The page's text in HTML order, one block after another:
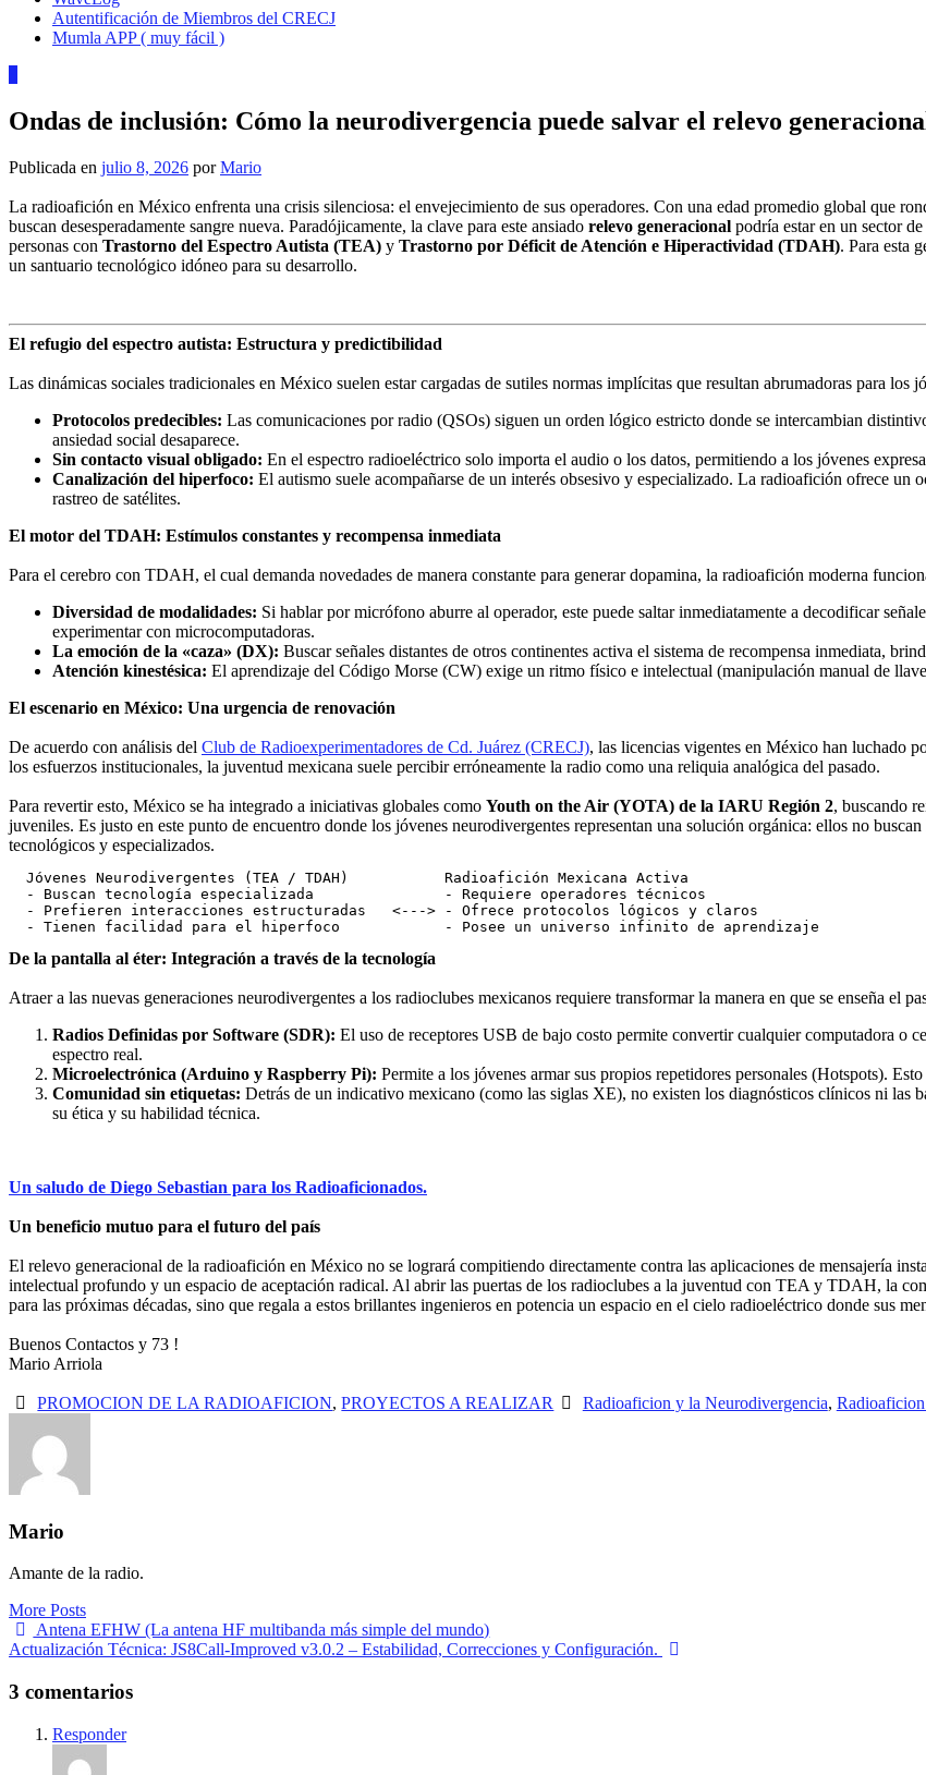
Autentificación de Miembros del CRECJ
Mumla APP ( muy fácil )
Ondas de inclusión: Cómo la neurodivergencia puede salvar el relevo
Publicada en julio 8, 2026 porMario
La radioafición en México enfrenta una crisis silenciosa: el envejecimiento de sus operadores. Con una edad promedio global que
buscan desesperadamente sangre nueva. Paradójicamente, la clave para este ansiado relevo generacional podría estar en un sector
personas con Trastorno del Espectro Autista (TEA) y Trastorno por Déficit de Atención e Hiperactividad (TDAH). Para esta
un santuario tecnológico idóneo para su desarrollo.
El refugio del espectro autista: Estructura y predictibilidad
Las dinámicas sociales tradicionales en México suelen estar cargadas de sutiles normas implícitas que resultan abrumadoras para
Protocolos predecibles: Las comunicaciones por radio (QSOs) siguen un orden lógico estricto donde se intercambian
ansiedad social desaparece.
Sin contacto visual obligado: En el espectro radioeléctrico solo importa el audio o los datos, permitiendo a los jóvenes
Canalización del hiperfoco: El autismo suele acompañarse de un interés obsesivo y especializado. La radioafición ofrece un
rastreo de satélites.
El motor del TDAH: Estímulos constantes y recompensa inmediata
Para el cerebro con TDAH, el cual demanda novedades de manera constante para generar dopamina, la radioafición moderna
Diversidad de modalidades: Si hablar por micrófono aburre al operador, este puede saltar inmediatamente a decodificar
experimentar con microcomputadoras.
La emoción de la «caza» (DX): Buscar señales distantes de otros continentes activa el sistema de recompensa inmediata,
Atención kinestésica: El aprendizaje del Código Morse (CW) exige un ritmo físico e intelectual (manipulación manual de
El escenario en México: Una urgencia de renovación
De acuerdo con análisis del Club de Radioexperimentadores de Cd. Juárez (CRECJ), las licencias vigentes en México han luchado
los esfuerzos institucionales, la juventud mexicana suele percibir erróneamente la radio como una reliquia analógica del pasado.
Para revertir esto, México se ha integrado a iniciativas globales como Youth on the Air (YOTA) de la IARU Región 2, buscando
juveniles. Es justo en este punto de encuentro donde los jóvenes neurodivergentes representan una solución orgánica: ellos no
tecnológicos y especializados.
  Jóvenes Neurodivergentes (TEA / TDAH)           Radioafición Mexicana Activa
  - Buscan tecnología especializada               - Requiere operadores técnicos
  - Prefieren interacciones estructuradas   <---> - Ofrece protocolos lógicos y claros
De la pantalla al éter: Integración a través de la tecnología
Atraer a las nuevas generaciones neurodivergentes a los radioclubes mexicanos requiere transformar la manera en que se enseña el
Radios Definidas por Software (SDR): El uso de receptores USB de bajo costo permite convertir cualquier computadora o
espectro real.
Microelectrónica (Arduino y Raspberry Pi): Permite a los jóvenes armar sus propios repetidores personales (Hotspots).
Comunidad sin etiquetas: Detrás de un indicativo mexicano (como las siglas XE), no existen los diagnósticos clínicos ni las
su ética y su habilidad técnica.
Un saludo de Diego Sebastian para los Radioaficionados.
Un beneficio mutuo para el futuro del país
El relevo generacional de la radioafición en México no se logrará compitiendo directamente contra las aplicaciones de mensajería
intelectual profundo y un espacio de aceptación radical. Al abrir las puertas de los radioclubes a la juventud con TEA y TDAH, la
para las próximas décadas, sino que regala a estos brillantes ingenieros en potencia un espacio en el cielo radioeléctrico donde sus
Buenos Contactos y 73 !
Mario Arriola
PROMOCION DE LA RADIOAFICION,PROYECTOS A REALIZAR Radioaficion y la Neurodivergencia,
Mario
Amante de la radio.
More Posts
Navegación
de
entradas
Antena EFHW (La antena HF multibanda más simple del mundo)
Actualización Técnica: JS8Call-Improved v3.0.2 – Estabilidad, Correcciones y Configuración.
3 comentarios
Responder